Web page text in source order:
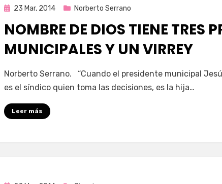
Publicada
23 Mar, 2014 Norberto Serrano
NOMBRE DE DIOS TIENE TRES
MUNICIPALES Y UN VIRREY
porEnrique
Norberto Serrano. “Cuando el presidente municipal
es el síndico quien toma las decisiones, es la hija…
Leer más